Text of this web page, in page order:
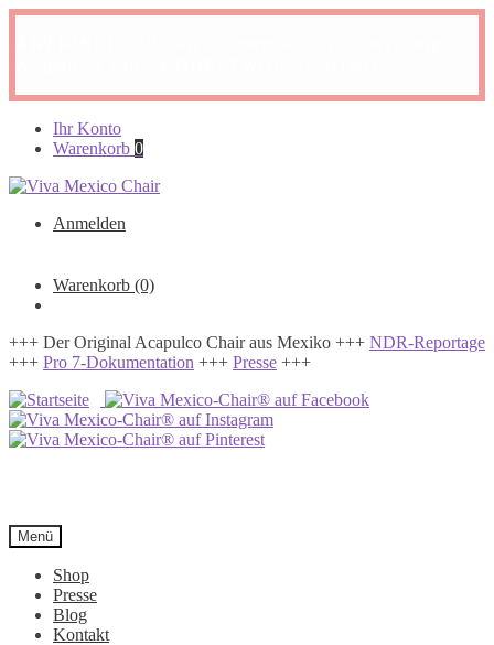
Navigation
Zum
Inhalt
Ihr Konto
Warenkorb 0
Anmelden
Warenkorb (0)
+++ Der Original Acapulco Chair aus Mexiko +++ NDR-Reportage
+++ Pro 7-Dokumentation +++ Presse +++
Menü
Shop
Presse
Blog
Kontakt